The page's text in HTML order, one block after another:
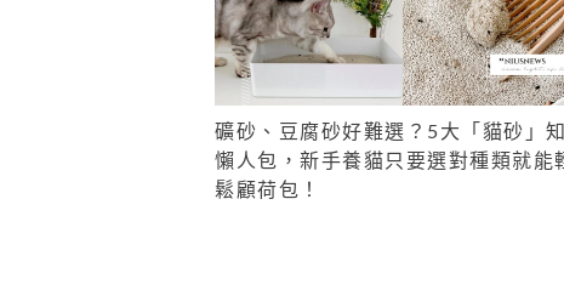
礦砂、豆腐砂好難選？5大「貓砂」
懶人包，新手養貓只要選對種類就能
鬆顧荷包！